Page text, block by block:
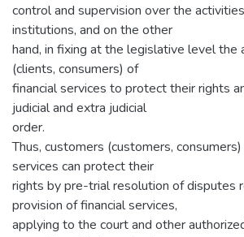
control and supervision over the
institutions, and on the other
hand, in fixing at the legislative level the
(clients, consumers) of
financial services to protect their rights
judicial and extra judicial
order.
Thus, customers (customers,
services can protect their
rights by pre-trial resolution of disputes
provision of financial services,
applying to the court and other